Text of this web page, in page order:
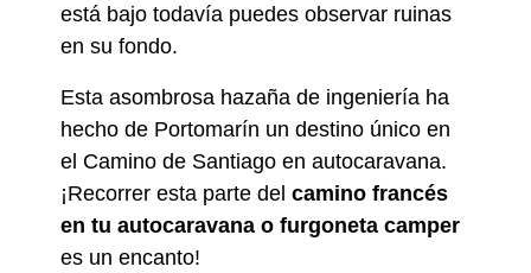
está bajo todavía puedes observar ruinas
en su fondo.
Esta asombrosa hazaña de ingeniería ha
hecho de Portomarín un destino único en
el Camino de Santiago en autocaravana.
¡Recorrer esta parte del camino francés
en tu autocaravana o furgoneta camper
es un encanto!